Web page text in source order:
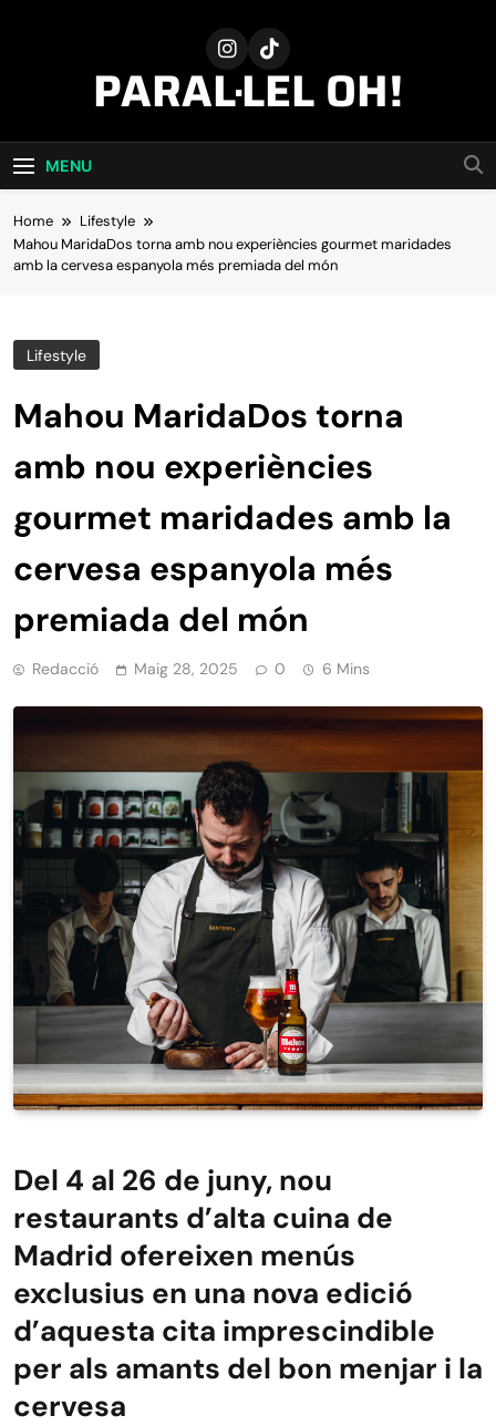
PARAL·LEL OH!
MENU
Home
Lifestyle
Mahou MaridaDos torna amb nou experiències gourmet maridades
amb la cervesa espanyola més premiada del món
Lifestyle
Mahou MaridaDos torna
amb nou experiències
gourmet maridades amb la
cervesa espanyola més
premiada del món
Redacció Maig 28, 2025 0 6 Mins
Del 4 al 26 de juny, nou
restaurants d’alta cuina de
Madrid ofereixen menús
exclusius en una nova edició
d’aquesta cita imprescindible
per als amants del bon menjar i la
cervesa